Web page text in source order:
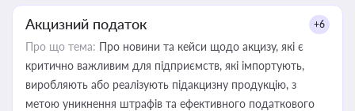
Акцизний податок +6
Про що тема: Про новини та кейси щодо акцизу, які є
критично важливим для підприємств, які імпортують,
виробляють або реалізують підакцизну продукцію, з
метою уникнення штрафів та ефективного податкового